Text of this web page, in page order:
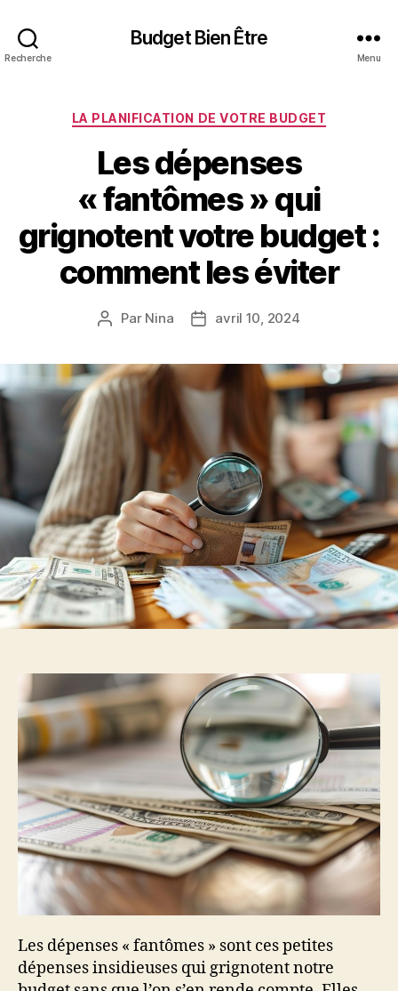
Recherche
Budget Bien Être
Menu
Catégories
LA PLANIFICATION DE VOTRE BUDGET
Les dépenses
« fantômes » qui
grignotent votre budget :
comment les éviter
Auteur
Par Nina
Dateavril 10, 2024
Les dépenses « fantômes » sont ces petites
dépenses insidieuses qui grignotent notre